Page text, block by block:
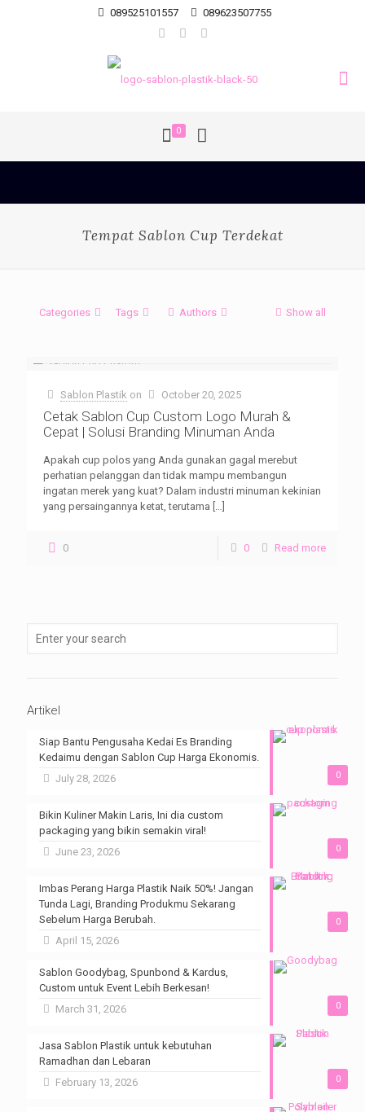
089525101557 089623507755
0
Tempat Sablon Cup Terdekat
Categories Tags Authors Show all
Sablon Plastik on October 20, 2025
Cetak Sablon Cup Custom Logo Murah &
Cepat | Solusi Branding Minuman Anda
Apakah cup polos yang Anda gunakan gagal merebut
perhatian pelanggan dan tidak mampu membangun
ingatan merek yang kuat? Dalam industri minuman kekinian
yang persaingannya ketat, terutama […]
0 0 Read more
Artikel
0
Siap Bantu Pengusaha Kedai Es Branding
Kedaimu dengan Sablon Cup Harga Ekonomis.
July 28, 2026
0
Bikin Kuliner Makin Laris, Ini dia custom
packaging yang bikin semakin viral!
June 23, 2026
0
Imbas Perang Harga Plastik Naik 50%! Jangan
Tunda Lagi, Branding Produkmu Sekarang
Sebelum Harga Berubah.
April 15, 2026
0
Sablon Goodybag, Spunbond & Kardus,
Custom untuk Event Lebih Berkesan!
March 31, 2026
0
Jasa Sablon Plastik untuk kebutuhan
Ramadhan dan Lebaran
February 13, 2026